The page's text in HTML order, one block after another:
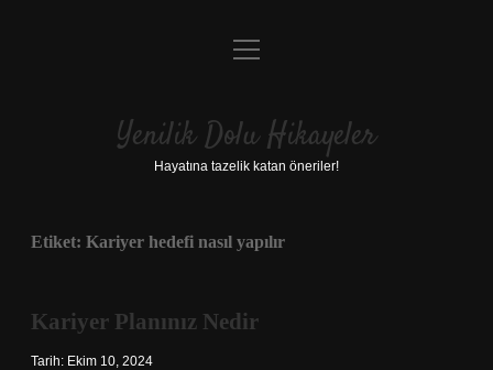
Anasayfa
Yasal Uyarı
menüyü
Yenilik Dolu Hikayeler
Hayatına tazelik katan öneriler!
Etiket: Kariyer hedefi nasıl yapılır
Kariyer Planınız Nedir
Tarih: Ekim 10, 2024